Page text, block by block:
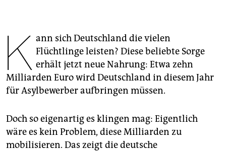
abo
genossenschaft
epaper login
K ann sich Deutschland die vielen
Flüchtlinge leisten? Diese beliebte Sorge
erhält jetzt neue Nahrung: Etwa zehn
Milliarden Euro wird Deutschland in diesem Jahr
für Asylbewerber aufbringen müssen.
Doch so eigenartig es klingen mag: Eigentlich
wäre es kein Problem, diese Milliarden zu
mobilisieren. Das zeigt die deutsche